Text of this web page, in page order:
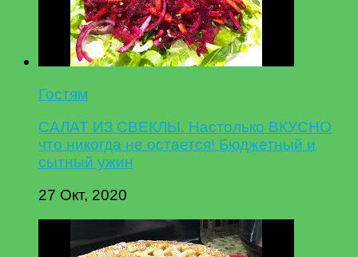
Гостям
САЛАТ ИЗ СВЕКЛЫ. Настолько ВКУСНО
что никогда не остается! Бюджетный и
сытный ужин
27 Окт, 2020